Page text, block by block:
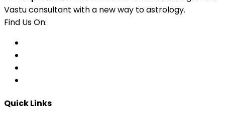
Vastu consultant with a new way to astrology.
Find Us On:
Quick Links